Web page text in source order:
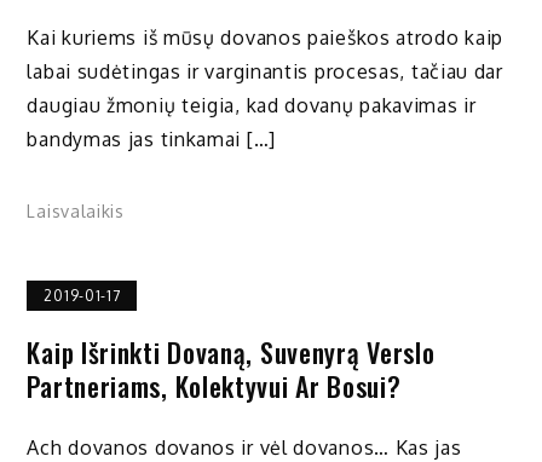
Kai kuriems iš mūsų dovanos paieškos atrodo kaip
labai sudėtingas ir varginantis procesas, tačiau dar
daugiau žmonių teigia, kad dovanų pakavimas ir
bandymas jas tinkamai […]
Laisvalaikis
2019-01-17
Kaip Išrinkti Dovaną, Suvenyrą Verslo
Partneriams, Kolektyvui Ar Bosui?
Ach dovanos dovanos ir vėl dovanos… Kas jas